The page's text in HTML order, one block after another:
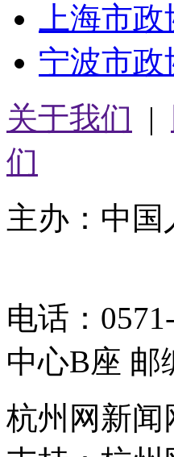
上海市
宁波市政
关于我们 |
们
主办：中
电话：
中心B座 邮
杭州网新闻